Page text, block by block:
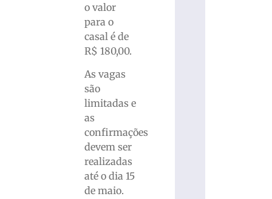
o valor
para o
casal é de
R$ 180,00.
As vagas
são
limitadas e
as
confirmações
devem ser
realizadas
até o dia 15
de maio.